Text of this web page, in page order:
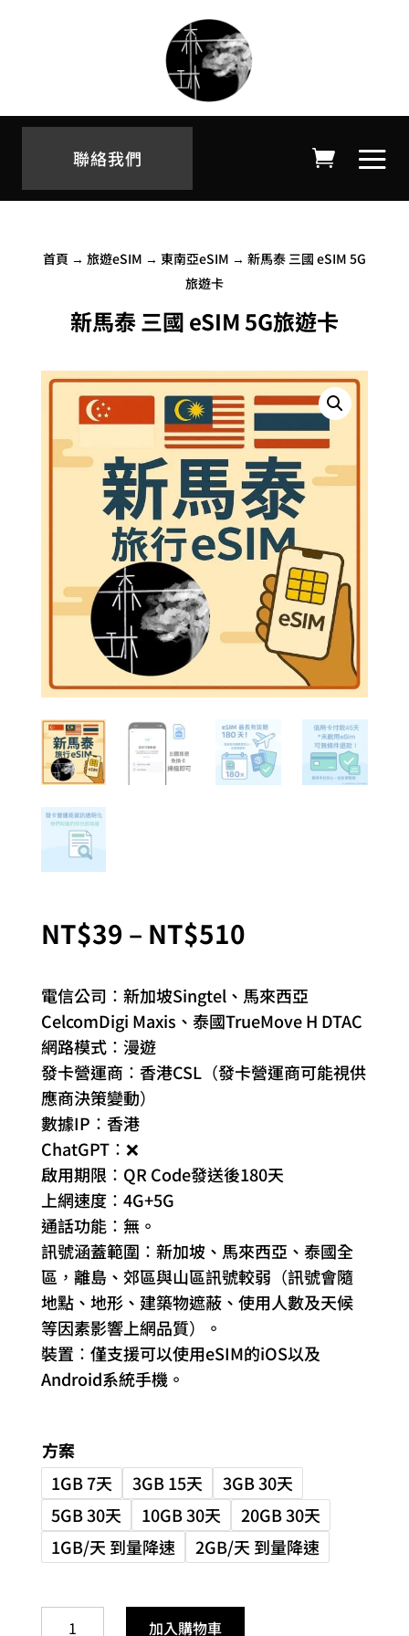
聯絡我們
首頁 → 旅遊eSIM → 東南亞eSIM → 新馬泰 三國 eSIM 5G
旅遊卡
新馬泰 三國 eSIM 5G旅遊卡
NT$39 – NT$510價
範
圍：
NT$39
到
NT$510
電信公司：新加坡Singtel、馬來西亞
CelcomDigi Maxis、泰國TrueMove H DTAC
網路模式：漫遊
發卡營運商：香港CSL（發卡營運商可能視供
應商決策變動）
數據IP：香港
ChatGPT：❌
啟用期限：QR Code發送後180天
上網速度：4G+5G
通話功能：無。
訊號涵蓋範圍：新加坡、馬來西亞、泰國全
區，離島、郊區與山區訊號較弱（訊號會隨
地點、地形、建築物遮蔽、使用人數及天候
等因素影響上網品質）。
裝置：僅支援可以使用eSIM的iOS以及
Android系統手機。
方案
1GB 7天
3GB 15天
3GB 30天
5GB 30天
10GB 30天
20GB 30天
1GB/天 到量降速
2GB/天 到量降速
加入購物車